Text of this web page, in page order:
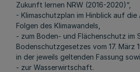
Zukunft lernen NRW (2016-2020)“,
- Klimaschutzplan im Hinblick auf die
Folgen des Klimawandels,
- zum Boden- und Flächenschutz im
Bodenschutzgesetzes vom 17. März
in der jeweils geltenden Fassung
- zur Wasserwirtschaft.